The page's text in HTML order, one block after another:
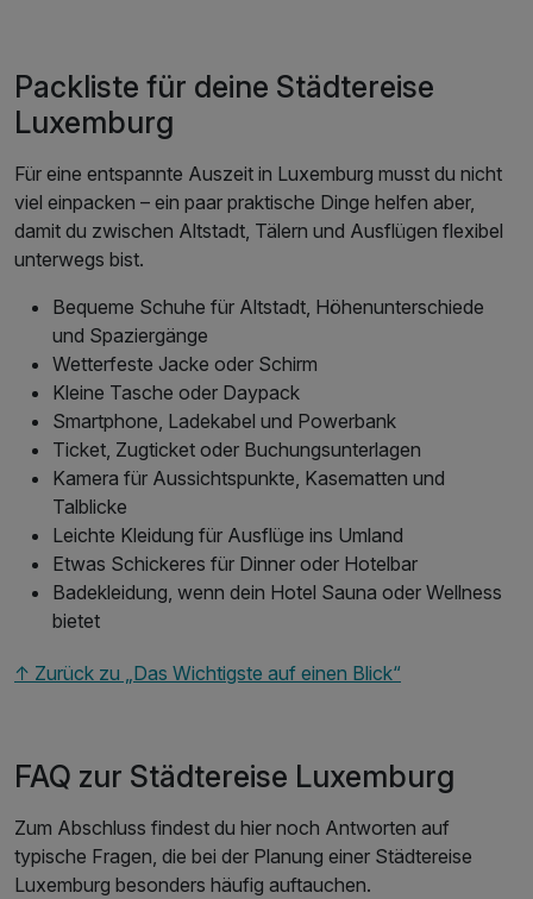
Packliste für deine Städtereise
Luxemburg
Für eine entspannte Auszeit in Luxemburg musst du nicht
viel einpacken – ein paar praktische Dinge helfen aber,
damit du zwischen Altstadt, Tälern und Ausflügen flexibel
unterwegs bist.
Bequeme Schuhe für Altstadt, Höhenunterschiede
und Spaziergänge
Wetterfeste Jacke oder Schirm
Kleine Tasche oder Daypack
Smartphone, Ladekabel und Powerbank
Ticket, Zugticket oder Buchungsunterlagen
Kamera für Aussichtspunkte, Kasematten und
Talblicke
Leichte Kleidung für Ausflüge ins Umland
Etwas Schickeres für Dinner oder Hotelbar
Badekleidung, wenn dein Hotel Sauna oder Wellness
bietet
↑ Zurück zu „Das Wichtigste auf einen Blick“
FAQ zur Städtereise Luxemburg
Zum Abschluss findest du hier noch Antworten auf
typische Fragen, die bei der Planung einer Städtereise
Luxemburg besonders häufig auftauchen.